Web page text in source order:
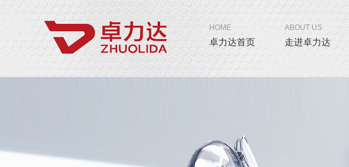
HOME
卓力达首页
ABOUT US
走进卓力达